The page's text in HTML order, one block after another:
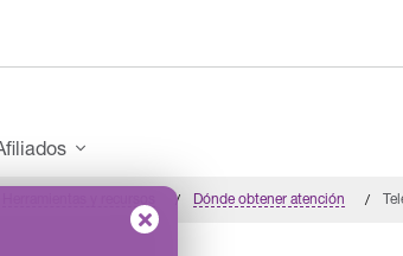
Dónde obtener atención